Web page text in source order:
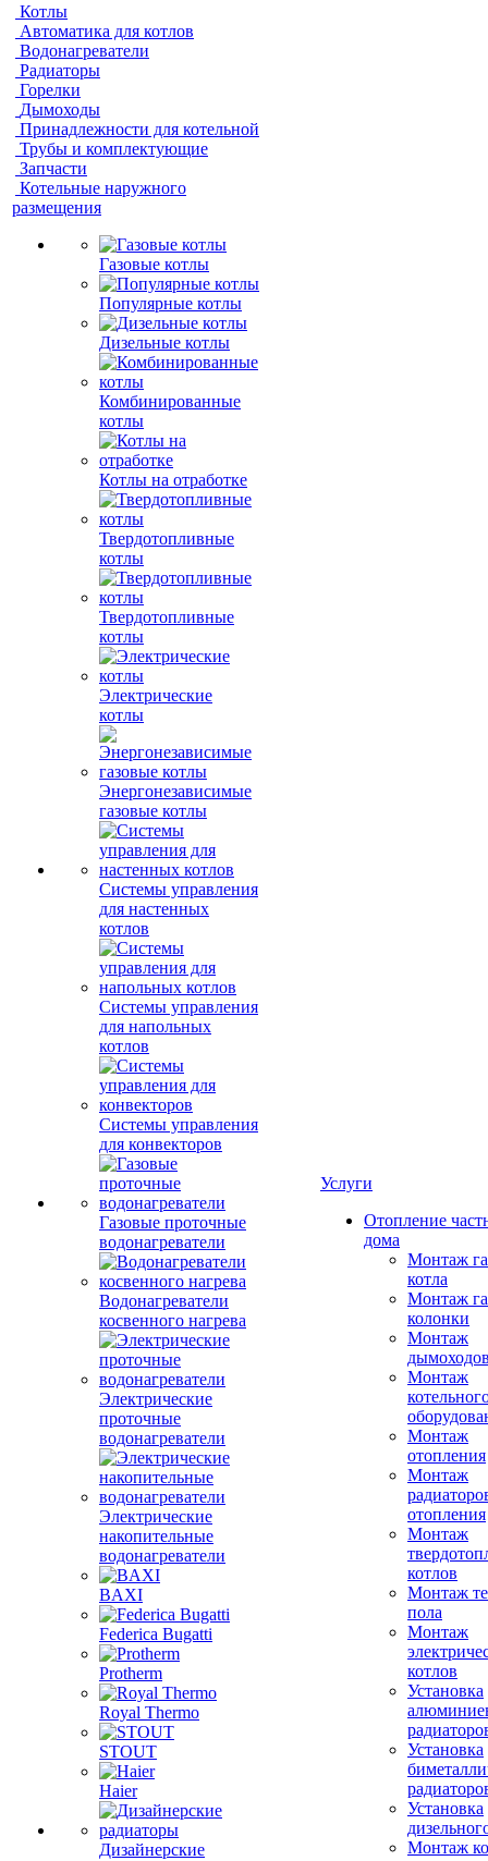
Котлы
Автоматика для котлов
Водонагреватели
Радиаторы
Горелки
Дымоходы
Принадлежности для котельной
Трубы и комплектующие
Запчасти
Котельные наружного
размещения
Газовые котлы
Популярные котлы
Дизельные котлы
Комбинированные
котлы
Котлы на отработке
Твердотопливные
котлы
Твердотопливные
котлы
Электрические
котлы
Энергонезависимые
газовые котлы
Системы управления
для настенных
котлов
Системы управления
для напольных
котлов
Системы управления
для конвекторов
Газовые проточные
водонагреватели
Водонагреватели
косвенного нагрева
Электрические
проточные
водонагреватели
Электрические
накопительные
водонагреватели
BAXI
Federica Bugatti
Protherm
Royal Thermo
STOUT
Haier
Дизайнерские
Услуги
Отопление
дома
Монтаж
котла
Монтаж
колонки
Монтаж
Монтаж
Монтаж
отопления
Монтаж
отопления
Монтаж
котлов
Монтаж
пола
Монтаж
котлов
Установка
Установка
Установка
Монтаж